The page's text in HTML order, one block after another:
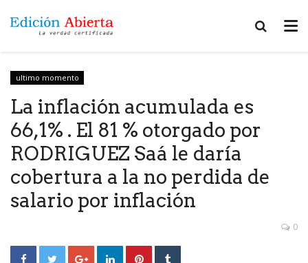
ultimo momento
La inflación acumulada es
66,1% . El 81 % otorgado por
RODRIGUEZ Saá le daría
cobertura a la no perdida de
salario por inflación
0